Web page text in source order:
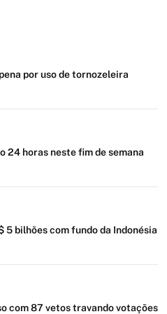
por uso de tornozeleira
24 horas neste fim de semana
5 bilhões com fundo da Indonésia
com 87 vetos travando votações